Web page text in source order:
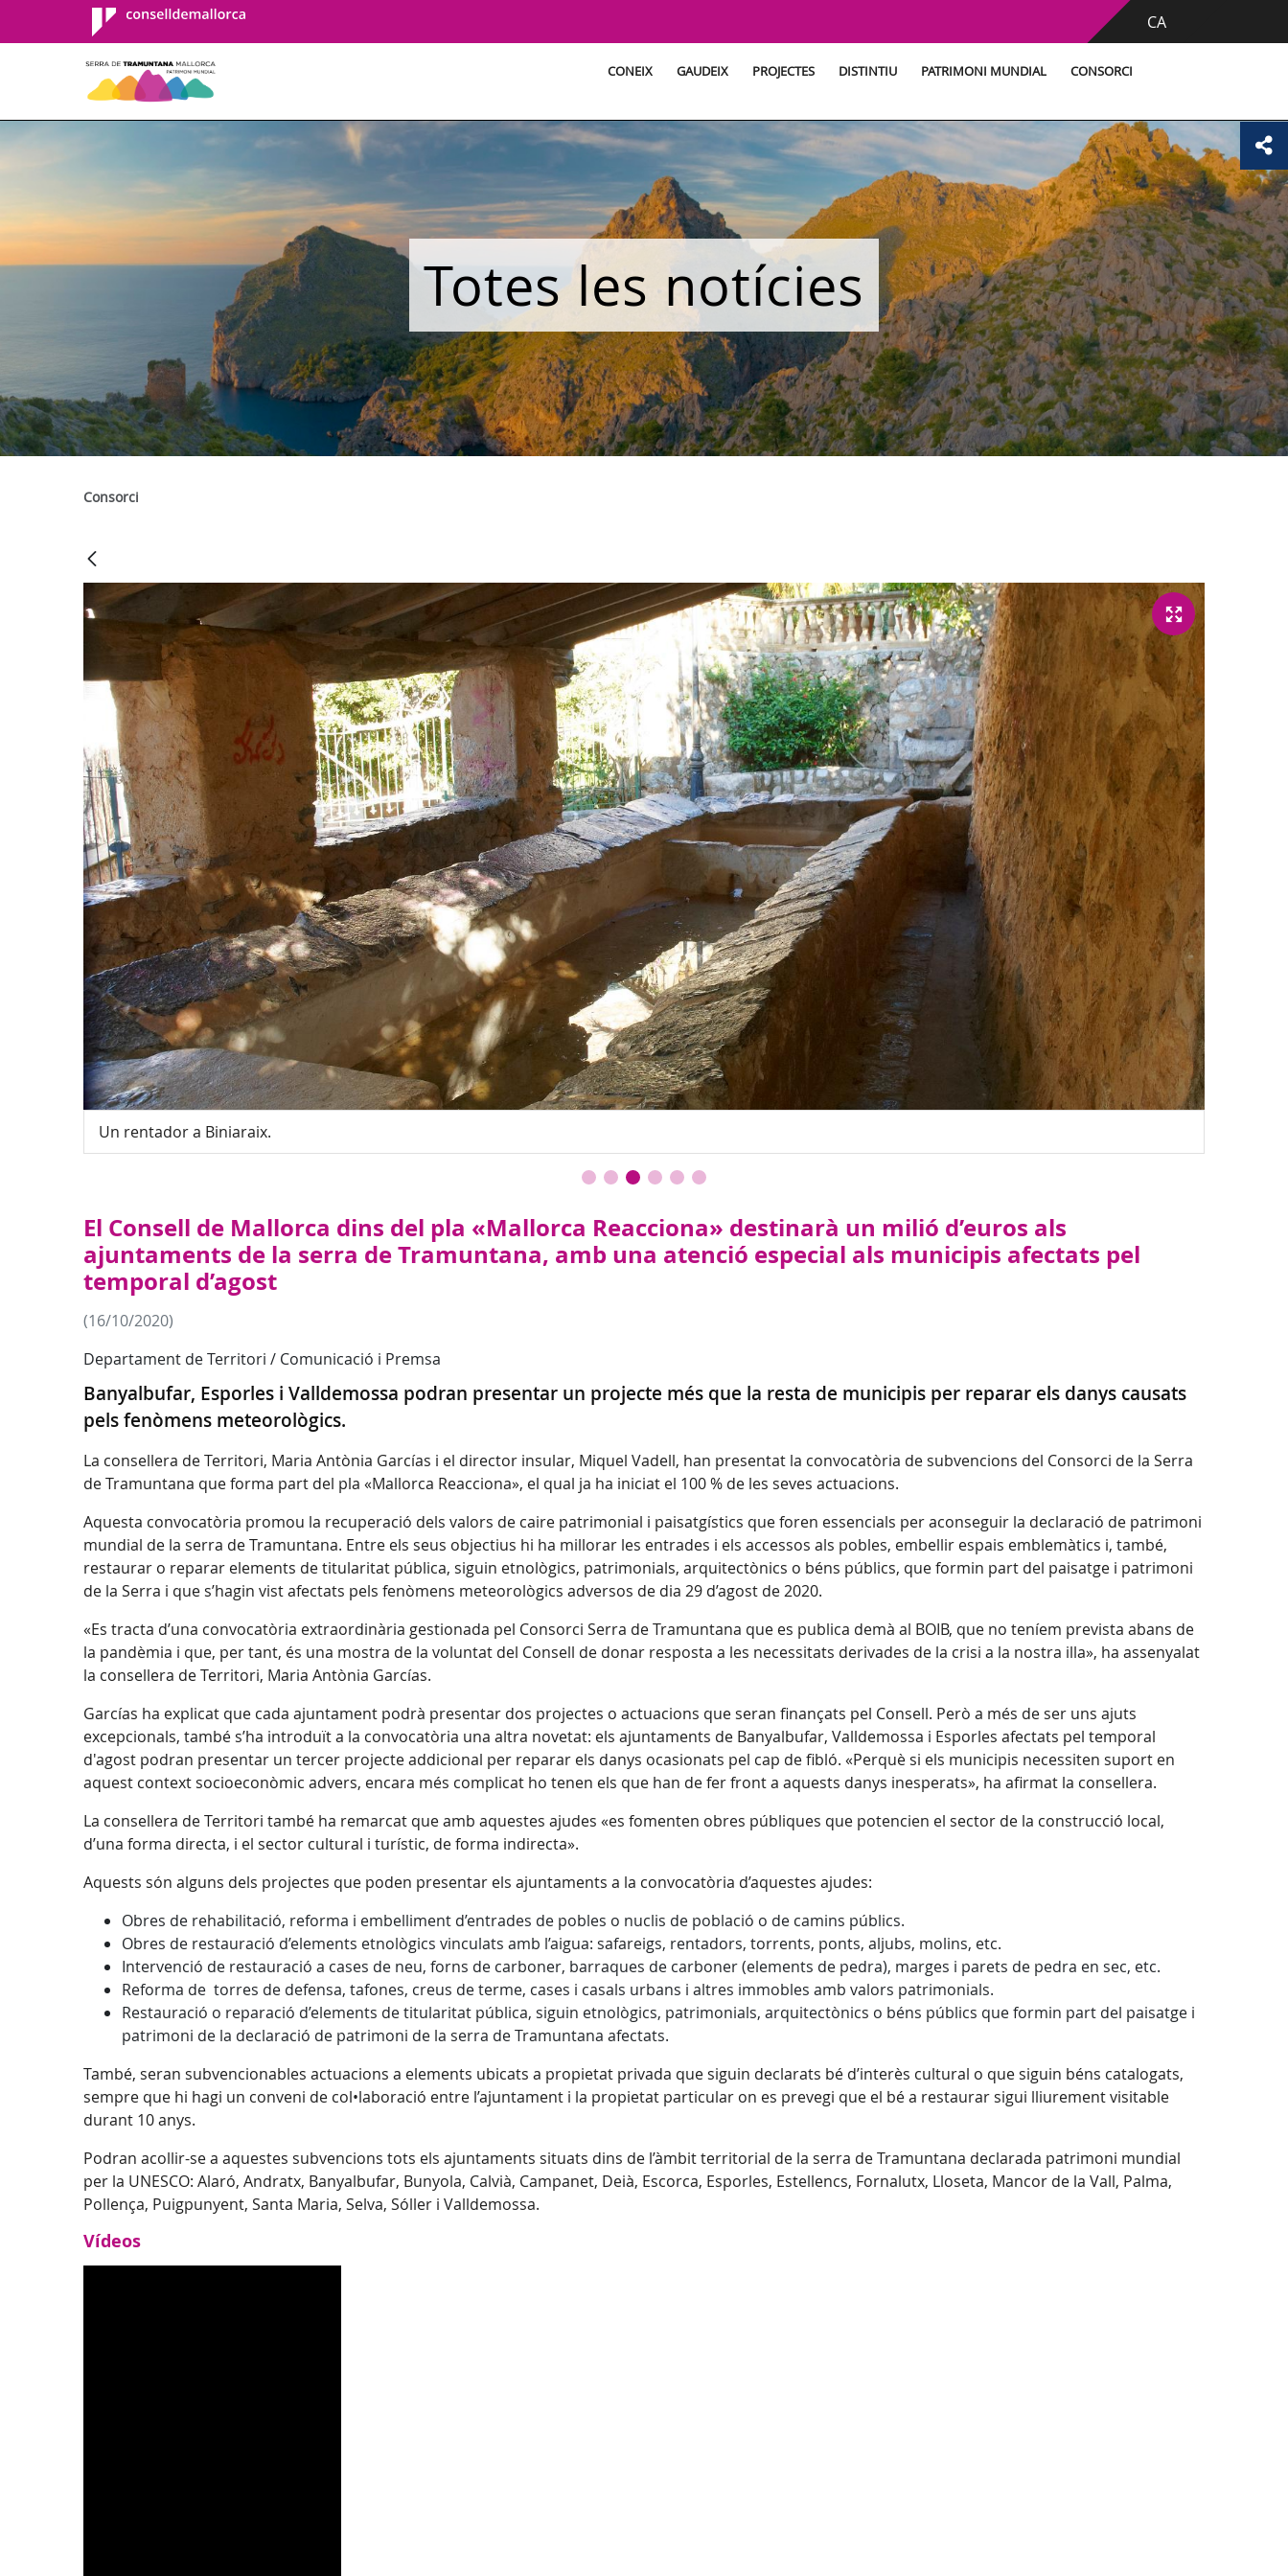
Consell de
Mallorca
CA
CONEIX GAUDEIX PROJECTES DISTINTIU PATRIMONI MUNDIAL CONSORCI
Totes les notícies
Consorci
Un rentador a Biniaraix.
El Consell de Mallorca dins del pla «Mallorca Reacciona» destinarà un milió d’euros als
ajuntaments de la serra de Tramuntana, amb una atenció especial als municipis afectats pel
temporal d’agost
(16/10/2020)
Departament de Territori / Comunicació i Premsa
Banyalbufar, Esporles i Valldemossa podran presentar un projecte més que la resta de municipis per reparar els danys causats
pels fenòmens meteorològics.
La consellera de Territori, Maria Antònia Garcías i el director insular, Miquel Vadell, han presentat la convocatòria de subvencions del Consorci de la Serra
de Tramuntana que forma part del pla «Mallorca Reacciona», el qual ja ha iniciat el 100 % de les seves actuacions.
Aquesta convocatòria promou la recuperació dels valors de caire patrimonial i paisatgístics que foren essencials per aconseguir la declaració de patrimoni
mundial de la serra de Tramuntana. Entre els seus objectius hi ha millorar les entrades i els accessos als pobles, embellir espais emblemàtics i, també,
restaurar o reparar elements de titularitat pública, siguin etnològics, patrimonials, arquitectònics o béns públics, que formin part del paisatge i patrimoni
de la Serra i que s’hagin vist afectats pels fenòmens meteorològics adversos de dia 29 d’agost de 2020.
«Es tracta d’una convocatòria extraordinària gestionada pel Consorci Serra de Tramuntana que es publica demà al BOIB, que no teníem prevista abans de
la pandèmia i que, per tant, és una mostra de la voluntat del Consell de donar resposta a les necessitats derivades de la crisi a la nostra illa», ha assenyalat
la consellera de Territori, Maria Antònia Garcías.
Garcías ha explicat que cada ajuntament podrà presentar dos projectes o actuacions que seran finançats pel Consell. Però a més de ser uns ajuts
excepcionals, també s’ha introduït a la convocatòria una altra novetat: els ajuntaments de Banyalbufar, Valldemossa i Esporles afectats pel temporal
d'agost podran presentar un tercer projecte addicional per reparar els danys ocasionats pel cap de fibló. «Perquè si els municipis necessiten suport en
aquest context socioeconòmic advers, encara més complicat ho tenen els que han de fer front a aquests danys inesperats», ha afirmat la consellera.
La consellera de Territori també ha remarcat que amb aquestes ajudes «es fomenten obres públiques que potencien el sector de la construcció local,
d’una forma directa, i el sector cultural i turístic, de forma indirecta».
Aquests són alguns dels projectes que poden presentar els ajuntaments a la convocatòria d’aquestes ajudes:
Obres de rehabilitació, reforma i embelliment d’entrades de pobles o nuclis de població o de camins públics.
Obres de restauració d’elements etnològics vinculats amb l’aigua: safareigs, rentadors, torrents, ponts, aljubs, molins, etc.
Intervenció de restauració a cases de neu, forns de carboner, barraques de carboner (elements de pedra), marges i parets de pedra en sec, etc.
Reforma de torres de defensa, tafones, creus de terme, cases i casals urbans i altres immobles amb valors patrimonials.
Restauració o reparació d’elements de titularitat pública, siguin etnològics, patrimonials, arquitectònics o béns públics que formin part del paisatge i
patrimoni de la declaració de patrimoni de la serra de Tramuntana afectats.
També, seran subvencionables actuacions a elements ubicats a propietat privada que siguin declarats bé d’interès cultural o que siguin béns catalogats,
sempre que hi hagi un conveni de col•laboració entre l’ajuntament i la propietat particular on es prevegi que el bé a restaurar sigui lliurement visitable
durant 10 anys.
Podran acollir-se a aquestes subvencions tots els ajuntaments situats dins de l’àmbit territorial de la serra de Tramuntana declarada patrimoni mundial
per la UNESCO: Alaró, Andratx, Banyalbufar, Bunyola, Calvià, Campanet, Deià, Escorca, Esporles, Estellencs, Fornalutx, Lloseta, Mancor de la Vall, Palma,
Pollença, Puigpunyent, Santa Maria, Selva, Sóller i Valldemossa.
Vídeos